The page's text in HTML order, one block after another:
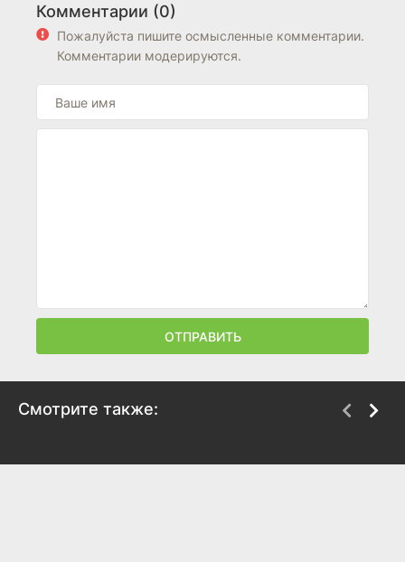
Комментарии (0)
Пожалуйста пишите осмысленные комментарии.
Комментарии модерируются.
ОТПРАВИТЬ
Смотрите также: